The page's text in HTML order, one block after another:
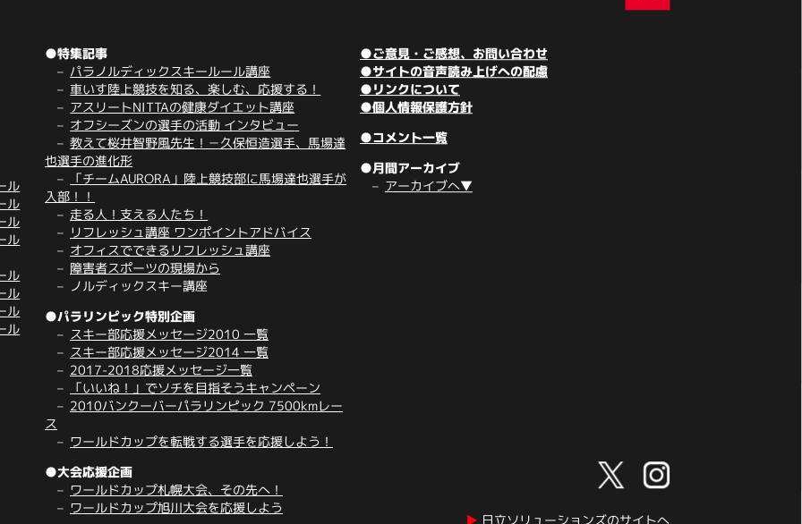
ル
ル
ル
ル
ル
ル
ル
ル
●特集記事
パラノルディックスキールール講座
車いす陸上競技を知る、楽しむ、応援する！
アスリートNITTAの健康ダイエット講座
オフシーズンの選手の活動 インタビュー
教えて桜井智野風先生！－久保恒造選手、馬場達
也選手の進化形
「チームAURORA」陸上競技部に馬場達也選手が
入部！！
走る人！支える人たち！
リフレッシュ講座 ワンポイントアドバイス
オフィスでできるリフレッシュ講座
障害者スポーツの現場から
ノルディックスキー講座
●パラリンピック特別企画
スキー部応援メッセージ2010 一覧
スキー部応援メッセージ2014 一覧
2017-2018応援メッセージ一覧
「いいね！」でソチを目指そうキャンペーン
2010バンクーバーパラリンピック 7500kmレー
ス
ワールドカップを転戦する選手を応援しよう！
●大会応援企画
ワールドカップ札幌大会、その先へ！
ワールドカップ旭川大会を応援しよう
●ご意見・ご感想、お問い合わせ
●サイトの音声読み上げへの配慮
●リンクについて
●個人情報保護方針
●コメント一覧
●月間アーカイブ
アーカイブへ▼
▶︎ 日立ソリューションズのサイトへ